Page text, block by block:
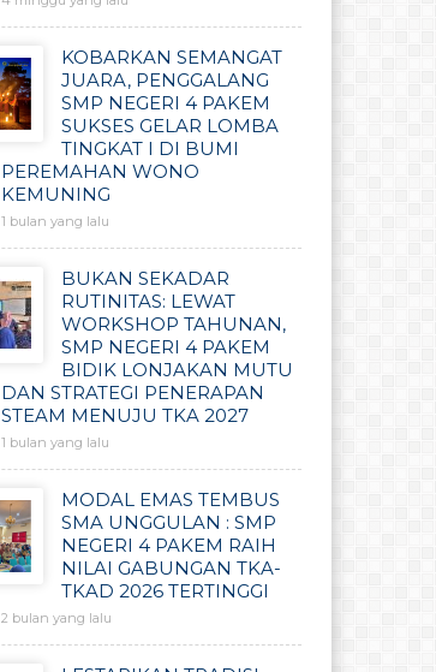
KOBARKAN SEMANGAT
JUARA, PENGGALANG
SMP NEGERI 4 PAKEM
SUKSES GELAR LOMBA
TINGKAT I DI BUMI
PEREMAHAN WONO
KEMUNING
1 bulan yang lalu
BUKAN SEKADAR
RUTINITAS: LEWAT
WORKSHOP TAHUNAN,
SMP NEGERI 4 PAKEM
BIDIK LONJAKAN MUTU
DAN STRATEGI PENERAPAN
STEAM MENUJU TKA 2027
1 bulan yang lalu
MODAL EMAS TEMBUS
SMA UNGGULAN : SMP
NEGERI 4 PAKEM RAIH
NILAI GABUNGAN TKA-
TKAD 2026 TERTINGGI
2 bulan yang lalu